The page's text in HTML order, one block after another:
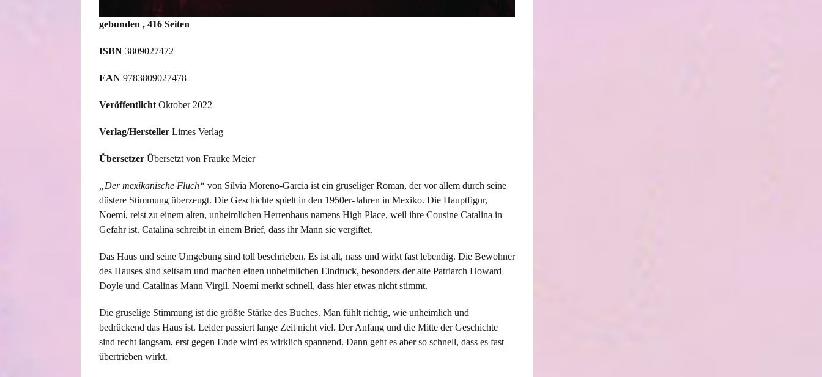
gebunden , 416 Seiten
ISBN 3809027472
EAN 9783809027478
Veröffentlicht Oktober 2022
Verlag/Hersteller Limes Verlag
Übersetzer Übersetzt von Frauke Meier
„Der mexikanische Fluch“ von Silvia Moreno-Garcia ist ein gruseliger Roman, der vor allem durch seine
düstere Stimmung überzeugt. Die Geschichte spielt in den 1950er-Jahren in Mexiko. Die Hauptfigur,
Noemí, reist zu einem alten, unheimlichen Herrenhaus namens High Place, weil ihre Cousine Catalina in
Gefahr ist. Catalina schreibt in einem Brief, dass ihr Mann sie vergiftet.
Das Haus und seine Umgebung sind toll beschrieben. Es ist alt, nass und wirkt fast lebendig. Die Bewohner
des Hauses sind seltsam und machen einen unheimlichen Eindruck, besonders der alte Patriarch Howard
Doyle und Catalinas Mann Virgil. Noemí merkt schnell, dass hier etwas nicht stimmt.
Die gruselige Stimmung ist die größte Stärke des Buches. Man fühlt richtig, wie unheimlich und
bedrückend das Haus ist. Leider passiert lange Zeit nicht viel. Der Anfang und die Mitte der Geschichte
sind recht langsam, erst gegen Ende wird es wirklich spannend. Dann geht es aber so schnell, dass es fast
übertrieben wirkt.